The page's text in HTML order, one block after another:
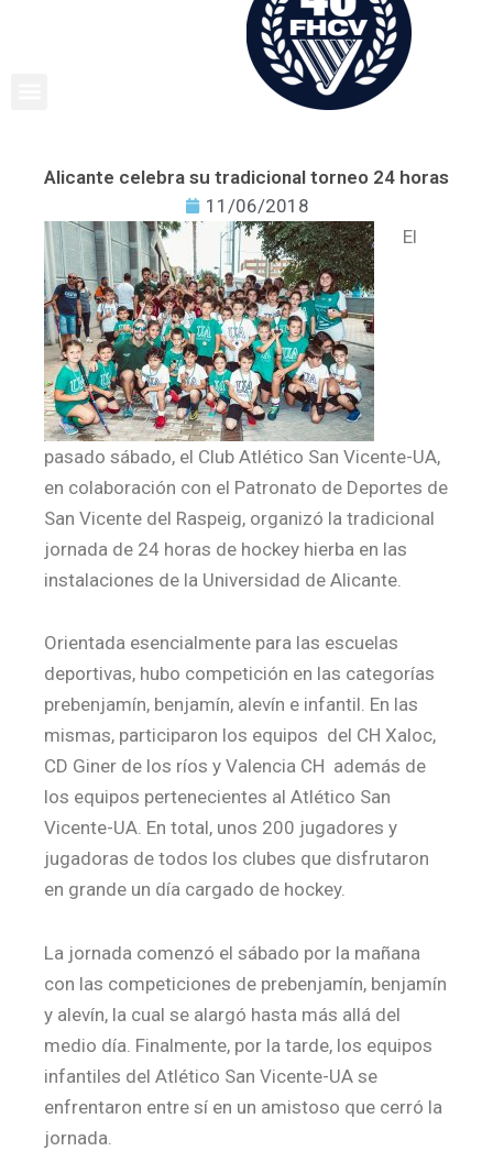
Alicante celebra su tradicional torneo 24 horas
11/06/2018
El
pasado sábado, el Club Atlético San Vicente-UA,
en colaboración con el Patronato de Deportes de
San Vicente del Raspeig, organizó la tradicional
jornada de 24 horas de hockey hierba en las
instalaciones de la Universidad de Alicante.
Orientada esencialmente para las escuelas
deportivas, hubo competición en las categorías
prebenjamín, benjamín, alevín e infantil. En las
mismas, participaron los equipos del CH Xaloc,
CD Giner de los ríos y Valencia CH además de
los equipos pertenecientes al Atlético San
Vicente-UA. En total, unos 200 jugadores y
jugadoras de todos los clubes que disfrutaron
en grande un día cargado de hockey.
La jornada comenzó el sábado por la mañana
con las competiciones de prebenjamín, benjamín
y alevín, la cual se alargó hasta más allá del
medio día. Finalmente, por la tarde, los equipos
infantiles del Atlético San Vicente-UA se
enfrentaron entre sí en un amistoso que cerró la
jornada.